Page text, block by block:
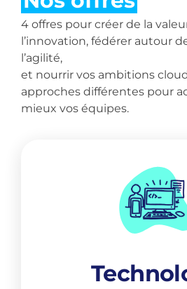
l’agilité,
et nourrir vos ambitions cloud
approches différentes pour
mieux vos équipes.
Pour des solutions
sur le software